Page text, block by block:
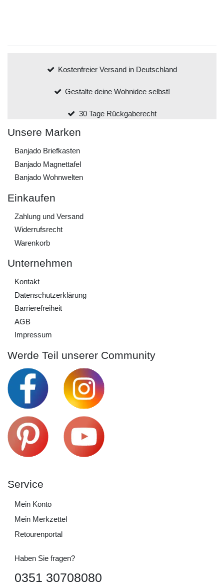
Kostenfreier Versand in Deutschland
Gestalte deine Wohnidee selbst!
30 Tage Rückgaberecht
Unsere Marken
Banjado Briefkasten
Banjado Magnettafel
Banjado Wohnwelten
Einkaufen
Zahlung und Versand
Widerrufs­recht
Warenkorb
Unternehmen
Kontakt
Daten­schutz­erklärung
Barrierefreiheit
AGB
Impressum
Werde Teil unserer Community
Service
Mein Konto
Mein Merkzettel
Retourenportal
Haben Sie fragen?
0351 30708080